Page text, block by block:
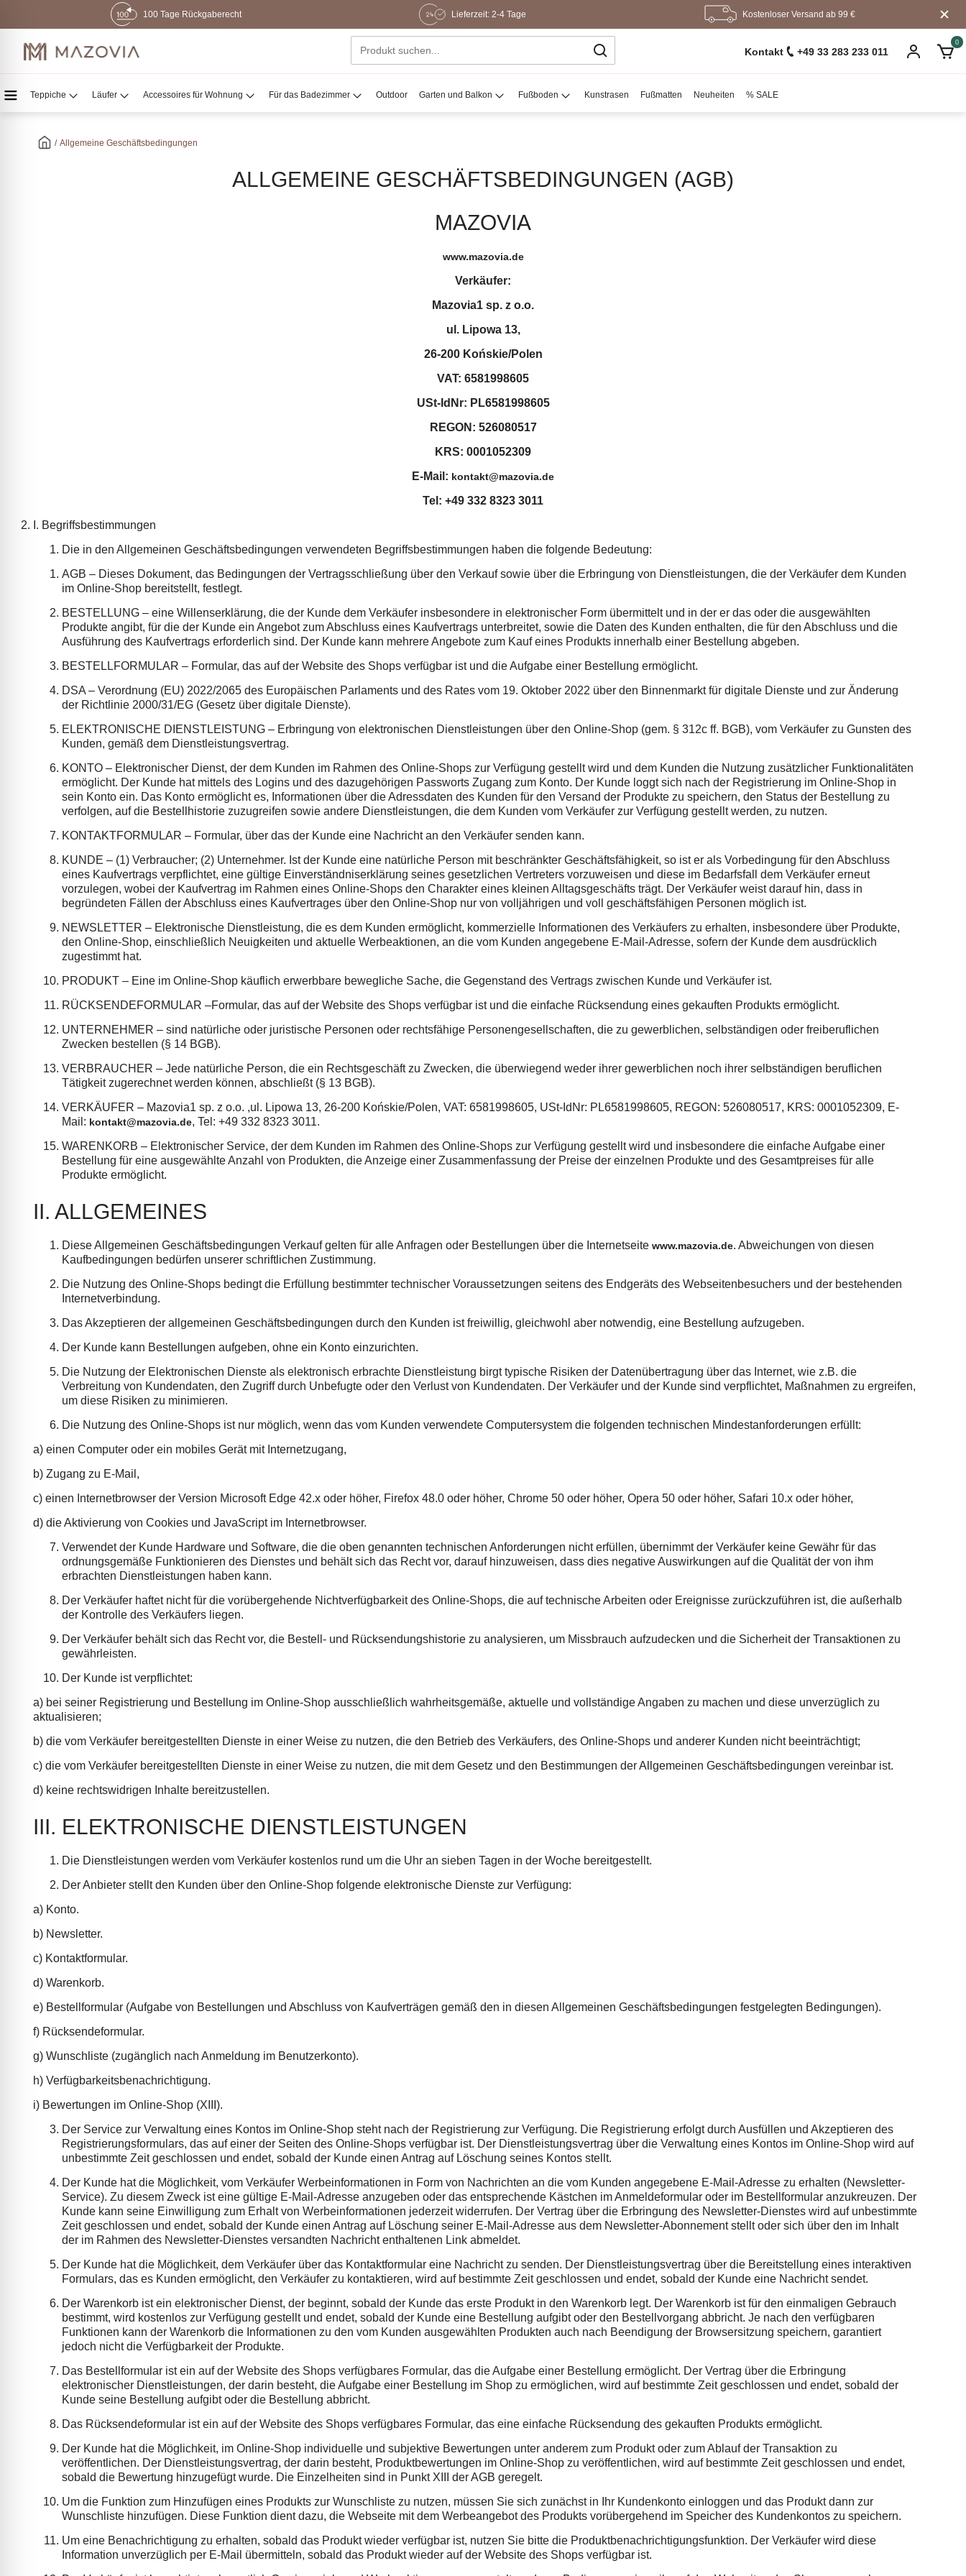
100 Tage Rückgaberecht Lieferzeit: 2-4 Tage Kostenloser Versand ab 99 €
Kontakt +49 33 283 233 011
0
Teppiche Läufer Accessoires für Wohnung Für das Badezimmer Outdoor Garten und Balkon Fußboden Kunstrasen Fußmatten Neuheiten % SALE
/ Allgemeine Geschäftsbedingungen
ALLGEMEINE GESCHÄFTSBEDINGUNGEN (AGB)
MAZOVIA
www.mazovia.de
Verkäufer:
Mazovia1 sp. z o.o.
ul. Lipowa 13,
26-200 Końskie/Polen
VAT: 6581998605
USt-IdNr: PL6581998605
REGON: 526080517
KRS: 0001052309
E-Mail: kontakt@mazovia.de
Tel: +49 332 8323 3011
I. Begriffsbestimmungen
Die in den Allgemeinen Geschäftsbedingungen verwendeten Begriffsbestimmungen haben die folgende Bedeutung:
AGB – Dieses Dokument, das Bedingungen der Vertragsschließung über den Verkauf sowie über die Erbringung von Dienstleistungen, die der Verkäufer dem Kunden
im Online-Shop bereitstellt, festlegt.
BESTELLUNG – eine Willenserklärung, die der Kunde dem Verkäufer insbesondere in elektronischer Form übermittelt und in der er das oder die ausgewählten
Produkte angibt, für die der Kunde ein Angebot zum Abschluss eines Kaufvertrags unterbreitet, sowie die Daten des Kunden enthalten, die für den Abschluss und die
Ausführung des Kaufvertrags erforderlich sind. Der Kunde kann mehrere Angebote zum Kauf eines Produkts innerhalb einer Bestellung abgeben.
BESTELLFORMULAR – Formular, das auf der Website des Shops verfügbar ist und die Aufgabe einer Bestellung ermöglicht.
DSA – Verordnung (EU) 2022/2065 des Europäischen Parlaments und des Rates vom 19. Oktober 2022 über den Binnenmarkt für digitale Dienste und zur Änderung
der Richtlinie 2000/31/EG (Gesetz über digitale Dienste).
ELEKTRONISCHE DIENSTLEISTUNG – Erbringung von elektronischen Dienstleistungen über den Online-Shop (gem. § 312c ff. BGB), vom Verkäufer zu Gunsten des
Kunden, gemäß dem Dienstleistungsvertrag.
KONTO – Elektronischer Dienst, der dem Kunden im Rahmen des Online-Shops zur Verfügung gestellt wird und dem Kunden die Nutzung zusätzlicher Funktionalitäten
ermöglicht. Der Kunde hat mittels des Logins und des dazugehörigen Passworts Zugang zum Konto. Der Kunde loggt sich nach der Registrierung im Online-Shop in
sein Konto ein. Das Konto ermöglicht es, Informationen über die Adressdaten des Kunden für den Versand der Produkte zu speichern, den Status der Bestellung zu
verfolgen, auf die Bestellhistorie zuzugreifen sowie andere Dienstleistungen, die dem Kunden vom Verkäufer zur Verfügung gestellt werden, zu nutzen.
KONTAKTFORMULAR – Formular, über das der Kunde eine Nachricht an den Verkäufer senden kann.
KUNDE – (1) Verbraucher; (2) Unternehmer. Ist der Kunde eine natürliche Person mit beschränkter Geschäftsfähigkeit, so ist er als Vorbedingung für den Abschluss
eines Kaufvertrags verpflichtet, eine gültige Einverständniserklärung seines gesetzlichen Vertreters vorzuweisen und diese im Bedarfsfall dem Verkäufer erneut
vorzulegen, wobei der Kaufvertrag im Rahmen eines Online-Shops den Charakter eines kleinen Alltagsgeschäfts trägt. Der Verkäufer weist darauf hin, dass in
begründeten Fällen der Abschluss eines Kaufvertrages über den Online-Shop nur von volljährigen und voll geschäftsfähigen Personen möglich ist.
NEWSLETTER – Elektronische Dienstleistung, die es dem Kunden ermöglicht, kommerzielle Informationen des Verkäufers zu erhalten, insbesondere über Produkte,
den Online-Shop, einschließlich Neuigkeiten und aktuelle Werbeaktionen, an die vom Kunden angegebene E-Mail-Adresse, sofern der Kunde dem ausdrücklich
zugestimmt hat.
PRODUKT – Eine im Online-Shop käuflich erwerbbare bewegliche Sache, die Gegenstand des Vertrags zwischen Kunde und Verkäufer ist.
RÜCKSENDEFORMULAR –Formular, das auf der Website des Shops verfügbar ist und die einfache Rücksendung eines gekauften Produkts ermöglicht.
UNTERNEHMER – sind natürliche oder juristische Personen oder rechtsfähige Personengesellschaften, die zu gewerblichen, selbständigen oder freiberuflichen
Zwecken bestellen (§ 14 BGB).
VERBRAUCHER – Jede natürliche Person, die ein Rechtsgeschäft zu Zwecken, die überwiegend weder ihrer gewerblichen noch ihrer selbständigen beruflichen
Tätigkeit zugerechnet werden können, abschließt (§ 13 BGB).
VERKÄUFER – Mazovia1 sp. z o.o. ,ul. Lipowa 13, 26-200 Końskie/Polen, VAT: 6581998605, USt-IdNr: PL6581998605, REGON: 526080517, KRS: 0001052309, E-
Mail: kontakt@mazovia.de, Tel: +49 332 8323 3011.
WARENKORB – Elektronischer Service, der dem Kunden im Rahmen des Online-Shops zur Verfügung gestellt wird und insbesondere die einfache Aufgabe einer
Bestellung für eine ausgewählte Anzahl von Produkten, die Anzeige einer Zusammenfassung der Preise der einzelnen Produkte und des Gesamtpreises für alle
Produkte ermöglicht.
II. ALLGEMEINES
Diese Allgemeinen Geschäftsbedingungen Verkauf gelten für alle Anfragen oder Bestellungen über die Internetseite www.mazovia.de. Abweichungen von diesen
Kaufbedingungen bedürfen unserer schriftlichen Zustimmung.
Die Nutzung des Online-Shops bedingt die Erfüllung bestimmter technischer Voraussetzungen seitens des Endgeräts des Webseitenbesuchers und der bestehenden
Internetverbindung.
Das Akzeptieren der allgemeinen Geschäftsbedingungen durch den Kunden ist freiwillig, gleichwohl aber notwendig, eine Bestellung aufzugeben.
Der Kunde kann Bestellungen aufgeben, ohne ein Konto einzurichten.
Die Nutzung der Elektronischen Dienste als elektronisch erbrachte Dienstleistung birgt typische Risiken der Datenübertragung über das Internet, wie z.B. die
Verbreitung von Kundendaten, den Zugriff durch Unbefugte oder den Verlust von Kundendaten. Der Verkäufer und der Kunde sind verpflichtet, Maßnahmen zu ergreifen,
um diese Risiken zu minimieren.
Die Nutzung des Online-Shops ist nur möglich, wenn das vom Kunden verwendete Computersystem die folgenden technischen Mindestanforderungen erfüllt:
a) einen Computer oder ein mobiles Gerät mit Internetzugang,
b) Zugang zu E-Mail,
c) einen Internetbrowser der Version Microsoft Edge 42.x oder höher, Firefox 48.0 oder höher, Chrome 50 oder höher, Opera 50 oder höher, Safari 10.x oder höher,
d) die Aktivierung von Cookies und JavaScript im Internetbrowser.
Verwendet der Kunde Hardware und Software, die die oben genannten technischen Anforderungen nicht erfüllen, übernimmt der Verkäufer keine Gewähr für das
ordnungsgemäße Funktionieren des Dienstes und behält sich das Recht vor, darauf hinzuweisen, dass dies negative Auswirkungen auf die Qualität der von ihm
erbrachten Dienstleistungen haben kann.
Der Verkäufer haftet nicht für die vorübergehende Nichtverfügbarkeit des Online-Shops, die auf technische Arbeiten oder Ereignisse zurückzuführen ist, die außerhalb
der Kontrolle des Verkäufers liegen.
Der Verkäufer behält sich das Recht vor, die Bestell- und Rücksendungshistorie zu analysieren, um Missbrauch aufzudecken und die Sicherheit der Transaktionen zu
gewährleisten.
Der Kunde ist verpflichtet:
a) bei seiner Registrierung und Bestellung im Online-Shop ausschließlich wahrheitsgemäße, aktuelle und vollständige Angaben zu machen und diese unverzüglich zu
aktualisieren;
b) die vom Verkäufer bereitgestellten Dienste in einer Weise zu nutzen, die den Betrieb des Verkäufers, des Online-Shops und anderer Kunden nicht beeinträchtigt;
c) die vom Verkäufer bereitgestellten Dienste in einer Weise zu nutzen, die mit dem Gesetz und den Bestimmungen der Allgemeinen Geschäftsbedingungen vereinbar ist.
d) keine rechtswidrigen Inhalte bereitzustellen.
III. ELEKTRONISCHE DIENSTLEISTUNGEN
Die Dienstleistungen werden vom Verkäufer kostenlos rund um die Uhr an sieben Tagen in der Woche bereitgestellt.
Der Anbieter stellt den Kunden über den Online-Shop folgende elektronische Dienste zur Verfügung:
a) Konto.
b) Newsletter.
c) Kontaktformular.
d) Warenkorb.
e) Bestellformular (Aufgabe von Bestellungen und Abschluss von Kaufverträgen gemäß den in diesen Allgemeinen Geschäftsbedingungen festgelegten Bedingungen).
f) Rücksendeformular.
g) Wunschliste (zugänglich nach Anmeldung im Benutzerkonto).
h) Verfügbarkeitsbenachrichtigung.
i) Bewertungen im Online-Shop (XIII).
Der Service zur Verwaltung eines Kontos im Online-Shop steht nach der Registrierung zur Verfügung. Die Registrierung erfolgt durch Ausfüllen und Akzeptieren des
Registrierungsformulars, das auf einer der Seiten des Online-Shops verfügbar ist. Der Dienstleistungsvertrag über die Verwaltung eines Kontos im Online-Shop wird auf
unbestimmte Zeit geschlossen und endet, sobald der Kunde einen Antrag auf Löschung seines Kontos stellt.
Der Kunde hat die Möglichkeit, vom Verkäufer Werbeinformationen in Form von Nachrichten an die vom Kunden angegebene E-Mail-Adresse zu erhalten (Newsletter-
Service). Zu diesem Zweck ist eine gültige E-Mail-Adresse anzugeben oder das entsprechende Kästchen im Anmeldeformular oder im Bestellformular anzukreuzen. Der
Kunde kann seine Einwilligung zum Erhalt von Werbeinformationen jederzeit widerrufen. Der Vertrag über die Erbringung des Newsletter-Dienstes wird auf unbestimmte
Zeit geschlossen und endet, sobald der Kunde einen Antrag auf Löschung seiner E-Mail-Adresse aus dem Newsletter-Abonnement stellt oder sich über den im Inhalt
der im Rahmen des Newsletter-Dienstes versandten Nachricht enthaltenen Link abmeldet.
Der Kunde hat die Möglichkeit, dem Verkäufer über das Kontaktformular eine Nachricht zu senden. Der Dienstleistungsvertrag über die Bereitstellung eines interaktiven
Formulars, das es Kunden ermöglicht, den Verkäufer zu kontaktieren, wird auf bestimmte Zeit geschlossen und endet, sobald der Kunde eine Nachricht sendet.
Der Warenkorb ist ein elektronischer Dienst, der beginnt, sobald der Kunde das erste Produkt in den Warenkorb legt. Der Warenkorb ist für den einmaligen Gebrauch
bestimmt, wird kostenlos zur Verfügung gestellt und endet, sobald der Kunde eine Bestellung aufgibt oder den Bestellvorgang abbricht. Je nach den verfügbaren
Funktionen kann der Warenkorb die Informationen zu den vom Kunden ausgewählten Produkten auch nach Beendigung der Browsersitzung speichern, garantiert
jedoch nicht die Verfügbarkeit der Produkte.
Das Bestellformular ist ein auf der Website des Shops verfügbares Formular, das die Aufgabe einer Bestellung ermöglicht. Der Vertrag über die Erbringung
elektronischer Dienstleistungen, der darin besteht, die Aufgabe einer Bestellung im Shop zu ermöglichen, wird auf bestimmte Zeit geschlossen und endet, sobald der
Kunde seine Bestellung aufgibt oder die Bestellung abbricht.
Das Rücksendeformular ist ein auf der Website des Shops verfügbares Formular, das eine einfache Rücksendung des gekauften Produkts ermöglicht.
Der Kunde hat die Möglichkeit, im Online-Shop individuelle und subjektive Bewertungen unter anderem zum Produkt oder zum Ablauf der Transaktion zu
veröffentlichen. Der Dienstleistungsvertrag, der darin besteht, Produktbewertungen im Online-Shop zu veröffentlichen, wird auf bestimmte Zeit geschlossen und endet,
sobald die Bewertung hinzugefügt wurde. Die Einzelheiten sind in Punkt XIII der AGB geregelt.
Um die Funktion zum Hinzufügen eines Produkts zur Wunschliste zu nutzen, müssen Sie sich zunächst in Ihr Kundenkonto einloggen und das Produkt dann zur
Wunschliste hinzufügen. Diese Funktion dient dazu, die Webseite mit dem Werbeangebot des Produkts vorübergehend im Speicher des Kundenkontos zu speichern.
Um eine Benachrichtigung zu erhalten, sobald das Produkt wieder verfügbar ist, nutzen Sie bitte die Produktbenachrichtigungsfunktion. Der Verkäufer wird diese
Information unverzüglich per E-Mail übermitteln, sobald das Produkt wieder auf der Website des Shops verfügbar ist.